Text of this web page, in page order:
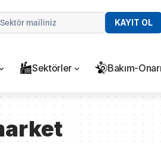
KAYIT OL
Sektörler Bakım-